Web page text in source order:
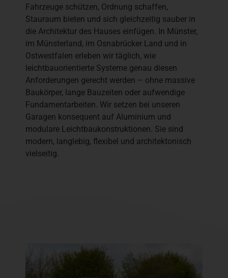
Fahrzeuge schützen, Ordnung schaffen,
Stauraum bieten und sich gleichzeitig sauber in
die Architektur des Hauses einfügen. In Münster,
im Münsterland, im Osnabrücker Land und in
Ostwestfalen erleben wir täglich, wie
leichtbauorientierte Systeme genau diesen
Anforderungen gerecht werden – ohne massive
Baukörper, lange Bauzeiten oder aufwendige
Fundamentarbeiten. Wir setzen bei unseren
Garagen konsequent auf Aluminium und
modulare Leichtbaukonstruktionen. Sie sind
modern, langlebig, flexibel und architektonisch
vielseitig.